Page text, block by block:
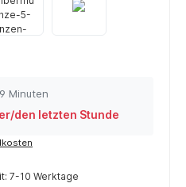
Minuten
den letzten Stunde
7-10 Werktage